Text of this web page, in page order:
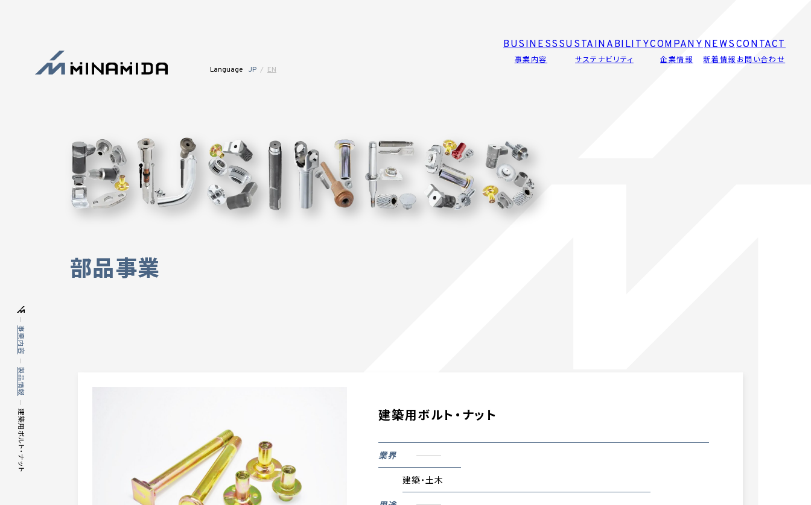
Language JP / EN
BUSINESS
事業内容
SUSTAINABILITY
サステナビリティ
COMPANY
企業情報
NEWS
新着情報
CONTACT
お問い合わせ
部品事業
事業内容
製品情報
建築用ボルト・ナット 建築用ボルト・ナット
業界
建築・土木